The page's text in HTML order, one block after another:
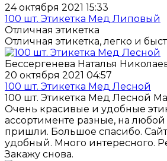
24 октября 2021 15:33
100 шт. Этикетка Мед Липовый
Отличная этикетка
Отличная этикетка, легко и
Бессергенева Наталья
20 октября 2021 04:57
100 шт. Этикетка Мед Лесной
100 шт. Этикетка Мед Лесной
Очень красивые и удобные
ассортименте разные, на любой
пришли. Большое спасибо.
удобный. Много интересного.
Закажу снова.